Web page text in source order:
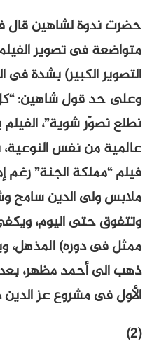
حضرت ندوة لشاهين قال
متواضعة فى تصوير
التصوير الكبير) بشدة
وعلى حد قول شاهين:
نطلع نصوّر شوية”، الفيلم
عالمية من نفس النوعية،
فيلم “مملكة الجنة” رغم
ملابس ولى الدين سامح
وتتفوق حتى اليوم،
ممثل فى دوره) المذهل،
ذهب الى أحمد مظهر،
الأول فى مشروع عز الدين
(2)